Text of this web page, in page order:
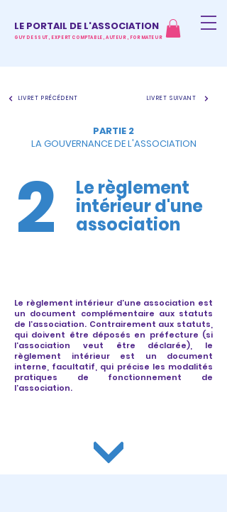
LE PORTAIL DE L'ASSOCIATION
GUY DESSUT, EXPERT COMPTABLE, AUTEUR, FORMATEUR
LIVRET PRÉCÉDENT LIVRET SUIVANT
PARTIE 2
LA GOUVERNANCE DE L'ASSOCIATION
2 Le règlement
intérieur d'une
association
Le règlement intérieur d’une association est
un document complémentaire aux statuts
de l’association. Contrairement aux statuts,
qui doivent être déposés en préfecture (si
l’association veut être déclarée), le
règlement intérieur est un document
interne, facultatif, qui précise les modalités
pratiques de fonctionnement de
l’association.